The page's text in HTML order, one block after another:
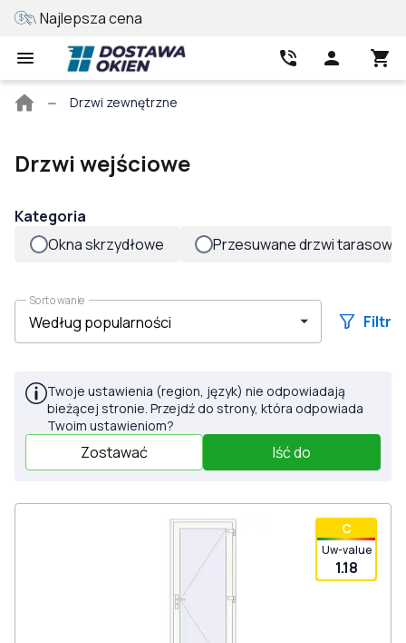
Najlepsza cena
Strona
Drzwi zewnętrzne
Drzwi wejściowe
Kategoria
Okna skrzydłowe
Przesuwane drzwi tarasowe
Sortowanie
Filtr
Twoje ustawienia (region, język) nie odpowiadają
bieżącej stronie. Przejdź do strony, która odpowiada
Twoim ustawieniom?
Zostawać Iść do
С
Uw-value
1.18